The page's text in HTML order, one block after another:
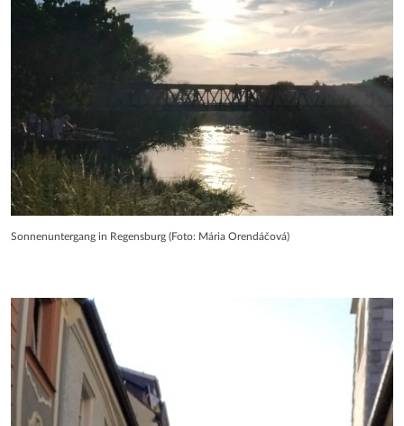
Sonnenuntergang in Regensburg (Foto: Mária Orendáčová)